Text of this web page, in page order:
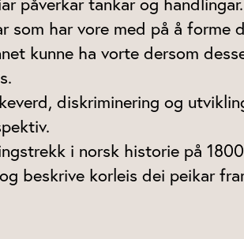
som har vore med på å forme
kunne ha vorte dersom
diskriminering og
i norsk historie på
beskrive korleis dei peikar